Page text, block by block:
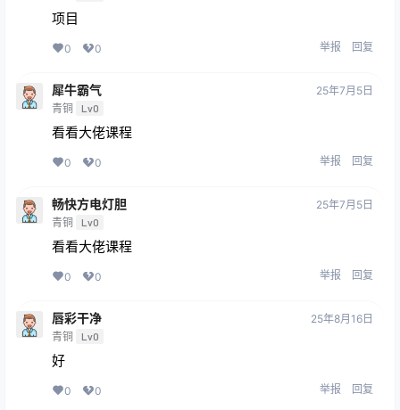
项目
0 0 举报 回复
犀牛霸气
青铜 Lv0
25年7月5日
看看大佬课程
0 0 举报 回复
畅快方电灯胆
青铜 Lv0
25年7月5日
看看大佬课程
0 0 举报 回复
唇彩干净
青铜 Lv0
25年8月16日
好
0 0 举报 回复